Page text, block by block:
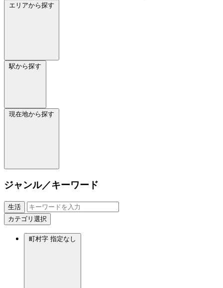
エリアから探す
駅から探す
現在地から探す
ジャンル／キーワード
生活
カテゴリ選択
町村字 指定なし